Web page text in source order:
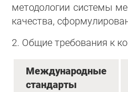
методологии системы
качества,
2. Общие требования к
Международные
стандарты